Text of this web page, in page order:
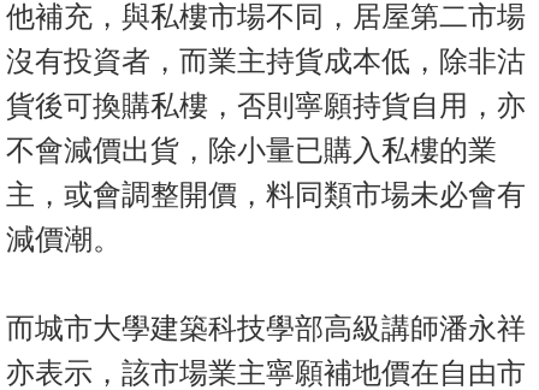
他補充，與私樓市場不同，居屋第二市場
沒有投資者，而業主持貨成本低，除非沽
貨後可換購私樓，否則寧願持貨自用，亦
不會減價出貨，除小量已購入私樓的業
主，或會調整開價，料同類市場未必會有
減價潮。
而城市大學建築科技學部高級講師潘永祥
亦表示，該市場業主寧願補地價在自由市